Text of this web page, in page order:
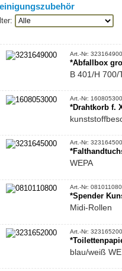
Art.-Nr:
*Abfallbox
B 401/H 700/
Art.-Nr:
*Drahtkorb f.
Art.-Nr:
WEPA
Art.-Nr:
*Spender
Midi-Rollen
Art.-Nr:
blau/weiß